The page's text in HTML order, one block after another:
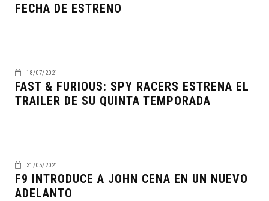
FECHA DE ESTRENO
18/07/2021
FAST & FURIOUS: SPY RACERS ESTRENA EL
TRAILER DE SU QUINTA TEMPORADA
31/05/2021
F9 INTRODUCE A JOHN CENA EN UN NUEVO
ADELANTO